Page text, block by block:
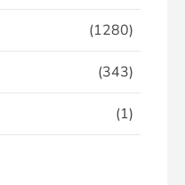
(1280)
(343)
(1)